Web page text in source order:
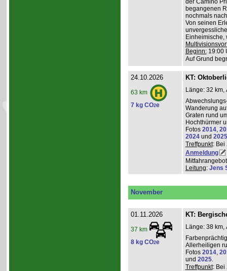
der Camino
begangenen
nochmals
Von seinen
Einheimische,
Beginn:19:00
Auf Grund
24.10.2026
63 km
7 kg CO2e
KT:
Länge: 32 km,
Wanderung
Graten rund
Hochthürmer
Fotos 2014,
2024und 2025
Treffpunkt: Bei
Anmeldung
Leitung: Jens
November
01.11.2026
37 km
8 kg CO2e
KT:
Länge: 38 km,
Allerheiligen
Fotos 2014,
und 2025.
Treffpunkt: Bei